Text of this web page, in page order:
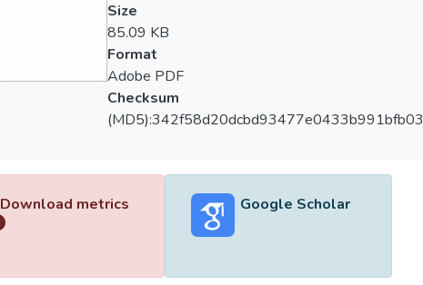
Size
85.09 KB
Format
Adobe PDF
Checksum
(MD5):342f58d20dcbd93477e0433b991bfb03
Download metrics Google Scholar